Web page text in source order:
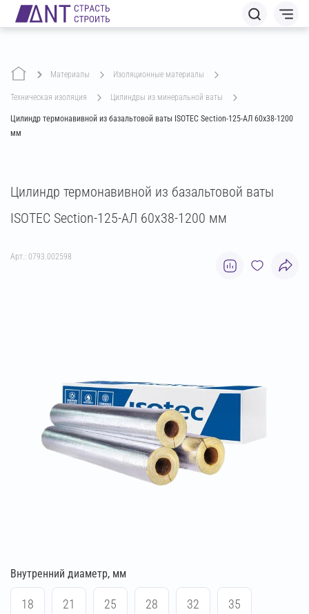
Материалы изоляционные материалы
техническая изоляция цилиндры из минеральной ваты
Цилиндр термонавивной из базальтовой ваты ISOTEC Section-125-АЛ 60х38-1200
мм
Цилиндр термонавивной из базальтовой ваты
ISOTEC Section-125-АЛ 60х38-1200 мм
Арт.: 0793.002598
Внутренний диаметр, мм
18 21 25 28 32 35